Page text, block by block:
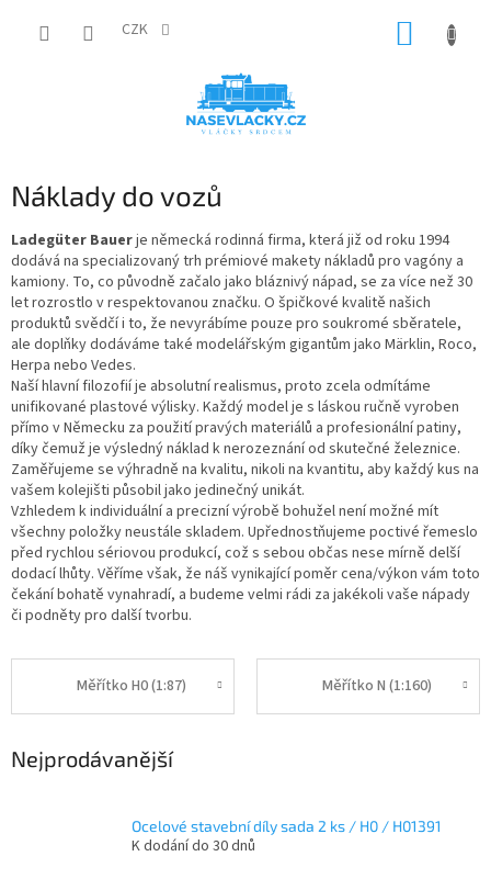
CZK
Náklady do vozů
Ladegüter Bauerje německá rodinná firma, která již od roku 1994
dodává na specializovaný trh prémiové makety nákladů pro vagóny a
kamiony. To, co původně začalo jako bláznivý nápad, se za více než 30
let rozrostlo v respektovanou značku. O špičkové kvalitě našich
produktů svědčí i to, že nevyrábíme pouze pro soukromé sběratele,
ale doplňky dodáváme také modelářským gigantům jako Märklin, Roco,
Herpa nebo Vedes.
Naší hlavní filozofií je absolutní realismus, proto zcela odmítáme
unifikované plastové výlisky. Každý model je s láskou ručně vyroben
přímo v Německu za použití pravých materiálů a profesionální patiny,
díky čemuž je výsledný náklad k nerozeznání od skutečné železnice.
Zaměřujeme se výhradně na kvalitu, nikoli na kvantitu, aby každý kus na
vašem kolejišti působil jako jedinečný unikát.
Vzhledem k individuální a precizní výrobě bohužel není možné mít
všechny položky neustále skladem. Upřednostňujeme poctivé řemeslo
před rychlou sériovou produkcí, což s sebou občas nese mírně delší
dodací lhůty. Věříme však, že náš vynikající poměr cena/výkon vám toto
čekání bohatě vynahradí, a budeme velmi rádi za jakékoli vaše nápady
či podněty pro další tvorbu.
Měřítko H0 (1:87) Měřítko N (1:160)
Nejprodávanější
Ocelové stavební díly sada 2 ks / H0 / H01391
K dodání do 30 dnů